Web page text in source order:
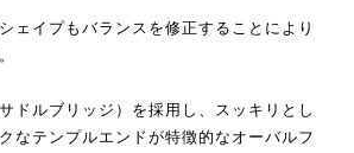
ェイプもバランスを修正することにより
ドルブリッジ）を採用し、スッキリとし
なテンプルエンドが特徴的なオーバルフ